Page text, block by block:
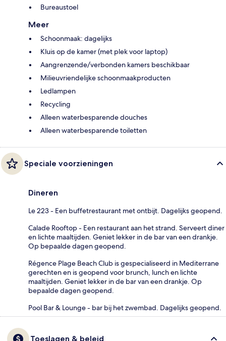
Bureaustoel
Meer
Schoonmaak: dagelijks
Kluis op de kamer (met plek voor laptop)
Aangrenzende/verbonden kamers beschikbaar
Milieuvriendelijke schoonmaakproducten
Ledlampen
Recycling
Alleen waterbesparende douches
Alleen waterbesparende toiletten
Speciale voorzieningen
Dineren
Le 223 - Een buffetrestaurant met ontbijt. Dagelijks geopend.
Calade Rooftop - Een restaurant aan het strand. Serveert diner
en lichte maaltijden. Geniet lekker in de bar van een drankje.
Op bepaalde dagen geopend.
Régence Plage Beach Club is gespecialiseerd in Mediterrane
gerechten en is geopend voor brunch, lunch en lichte
maaltijden. Geniet lekker in de bar van een drankje. Op
bepaalde dagen geopend.
Pool Bar & Lounge - bar bij het zwembad. Dagelijks geopend.
Toeslagen & beleid